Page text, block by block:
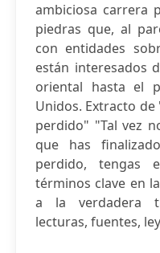
ambiciosa carrera
piedras que, al
con entidades
están interesados
oriental hasta el
Unidos. Extracto de
perdido" "Tal vez
que has
perdido, tengas
términos clave en
a la verdadera
lecturas, fuentes,